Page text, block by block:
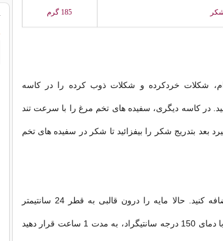
185 گرم
شكلات خردكرده و شكلات ذوب كرده را در كاسه
در كاسه دیگری، سفیده های تخم مرغ را با سرعت تند
بعد بتدریج شكر را بیفزائید تا شكر در سفیده های تخم
سپس آن را به مخلوط قبلی اضافه كنید. حالا مایه را درون قالبی به قطر 24 سانتیمتر
بریزید و در فر (تاون) گرم شده با دمای 150 درجه سانتیگراد، به مدت 1 ساعت قرار دهید